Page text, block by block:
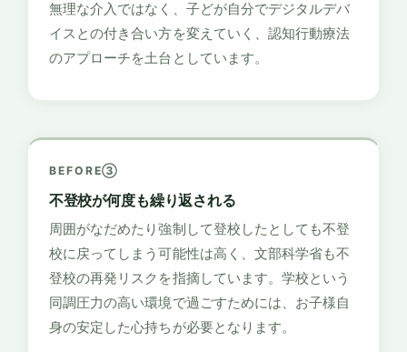
無理な介入ではなく、子どが自分でデジタルデバ
イスとの付き合い方を変えていく、認知行動療法
のアプローチを土台としています。
BEFORE③
不登校が何度も繰り返される
周囲がなだめたり強制して登校したとしても不登
校に戻ってしまう可能性は高く、文部科学省も不
登校の再発リスクを指摘しています。学校という
同調圧力の高い環境で過ごすためには、お子様自
身の安定した心持ちが必要となります。